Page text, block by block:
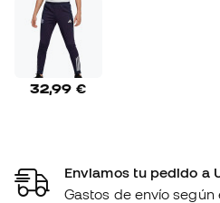
32,99 €
Enviamos tu pedido a
Gastos de envío